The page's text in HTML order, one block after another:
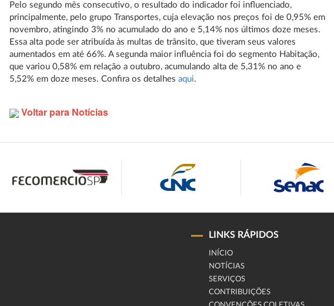
Pelo segundo mês consecutivo, o resultado do indicador foi influenciado,
principalmente, pelo grupo Transportes, cuja elevação nos preços foi de 0,95% em
novembro, atingindo 3% no acumulado do ano e 5,14% nos últimos doze meses.
Essa alta pode ser atribuída às multas de trânsito, que tiveram seus valores
aumentados em até 66%. A segunda maior influência foi do segmento Habitação,
que variou 0,58% em relação a outubro, acumulando alta de 5,31% no ano e
5,52% em doze meses. Confira os detalhesaqui.
Voltar para Notícias
LINKS RÁPIDOS
INÍCIO
NOTÍCIAS
SERVIÇOS
CONTRIBUIÇÕES